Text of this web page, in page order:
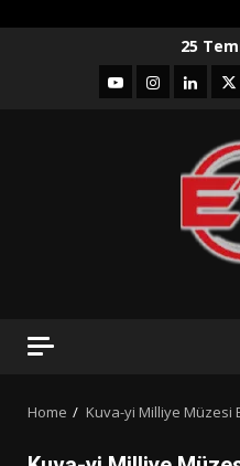
25
YouTubeInstagram
Home Kuva-yi Milliye Müzesi